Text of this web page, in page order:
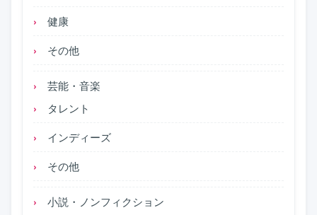
健康
その他
芸能・音楽
タレント
インディーズ
その他
小説・ノンフィクション